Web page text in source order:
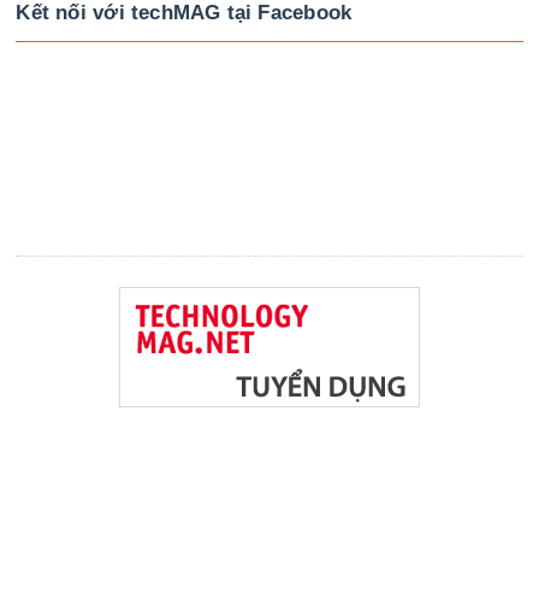
Kết nối với techMAG tại Facebook